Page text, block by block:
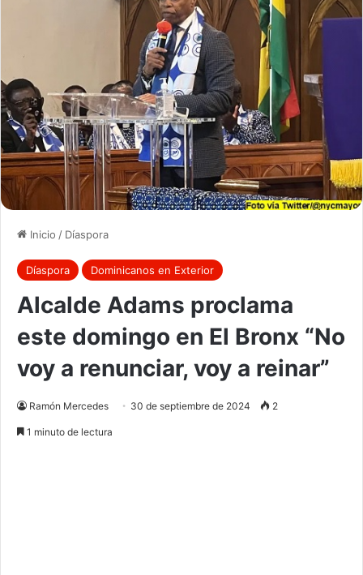
Inicio / Díaspora
Díaspora Dominicanos en Exterior
Alcalde Adams proclama
este domingo en El Bronx “No
voy a renunciar, voy a reinar”
Ramón Mercedes 30 de septiembre de 2024 2
1 minuto de lectura